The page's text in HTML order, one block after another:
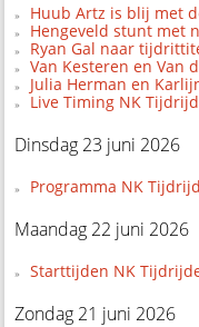
Huub Artz is blij met
Hengeveld stunt met
Ryan Gal naar
Van Kesteren en Van
Julia Herman en
Live Timing NK
Dinsdag 23 juni 2026
Programma NK
Maandag 22 juni 2026
Starttijden NK
Zondag 21 juni 2026